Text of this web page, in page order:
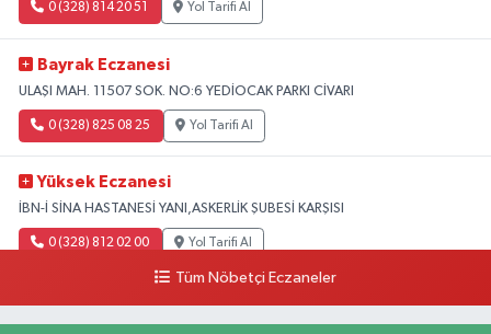
0 (328) 814 20 51 Yol Tarifi Al
Bayrak Eczanesi
ULAŞI MAH. 11507 SOK. NO:6 YEDİOCAK PARKI CİVARI
0 (328) 825 08 25 Yol Tarifi Al
Yüksek Eczanesi
İBN-İ SİNA HASTANESİ YANI,ASKERLİK ŞUBESİ KARŞISI
0 (328) 812 02 00 Yol Tarifi Al
Tüm Nöbetçi Eczaneler